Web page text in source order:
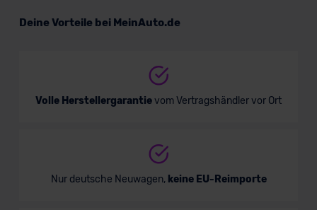
Deine Vorteile bei MeinAuto.de
Volle Herstellergarantievom Vertragshändler vor Ort
Nur deutsche Neuwagen, keine EU-Reimporte